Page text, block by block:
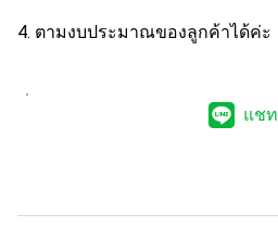
4. ตามงบประมาณของลูกค้าได้ค่ะ
แชท